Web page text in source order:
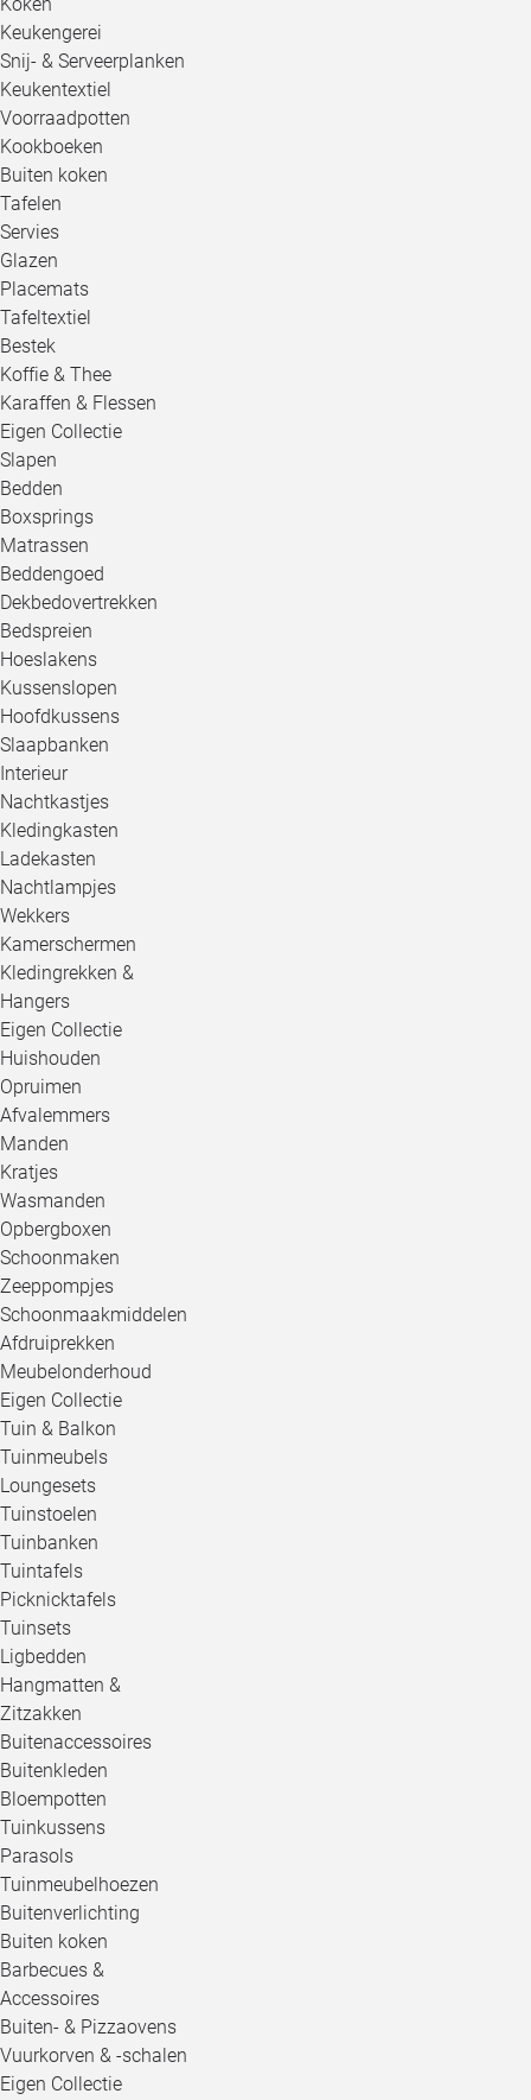
Keukengerei
Snij- & Serveerplanken
Keukentextiel
Voorraadpotten
Kookboeken
Buiten koken
Tafelen
Servies
Glazen
Placemats
Tafeltextiel
Bestek
Koffie & Thee
Karaffen & Flessen
Eigen Collectie
Slapen
Bedden
Boxsprings
Matrassen
Beddengoed
Dekbedovertrekken
Bedspreien
Hoeslakens
Kussenslopen
Hoofdkussens
Slaapbanken
Interieur
Nachtkastjes
Kledingkasten
Ladekasten
Nachtlampjes
Wekkers
Kamerschermen
Kledingrekken &
Hangers
Eigen Collectie
Huishouden
Opruimen
Afvalemmers
Manden
Kratjes
Wasmanden
Opbergboxen
Schoonmaken
Zeeppompjes
Schoonmaakmiddelen
Afdruiprekken
Meubelonderhoud
Eigen Collectie
Tuin & Balkon
Tuinmeubels
Loungesets
Tuinstoelen
Tuinbanken
Tuintafels
Picknicktafels
Tuinsets
Ligbedden
Hangmatten &
Zitzakken
Buitenaccessoires
Buitenkleden
Bloempotten
Tuinkussens
Parasols
Tuinmeubelhoezen
Buitenverlichting
Buiten koken
Barbecues &
Accessoires
Buiten- & Pizzaovens
Vuurkorven & -schalen
Eigen Collectie